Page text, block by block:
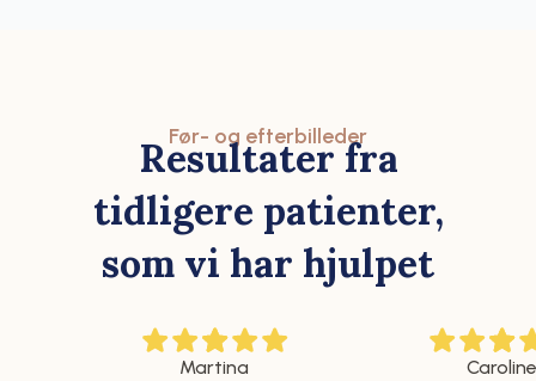
Før- og efterbilleder
Resultater fra
tidligere patienter,
som vi har hjulpet
Martina
Caroline